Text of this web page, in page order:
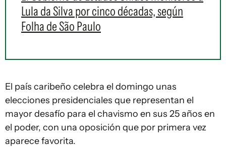
Lula da Silva por cinco décadas, según
Folha de São Paulo
El país caribeño celebra el domingo unas
elecciones presidenciales que representan el
mayor desafío para el chavismo en sus 25 años en
el poder, con una oposición que por primera vez
aparece favorita.